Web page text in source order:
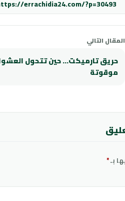
المقال التالي
حريق تارميكت… حين تتحول
موقوتة
بـ*